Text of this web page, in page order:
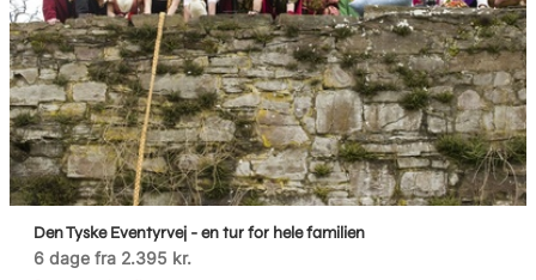
Den Tyske Eventyrvej - en tur for hele familien
6 dage fra 2.395 kr.